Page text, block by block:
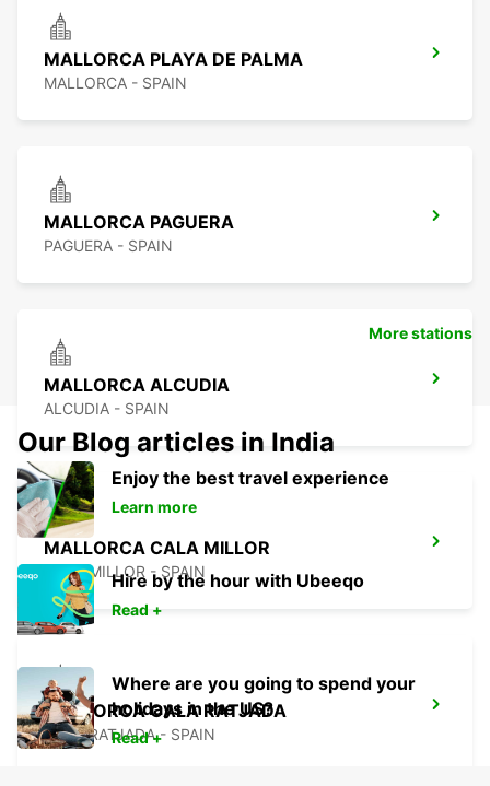
MALLORCA PLAYA DE PALMA
MALLORCA - SPAIN
MALLORCA PAGUERA
PAGUERA - SPAIN
MALLORCA ALCUDIA
ALCUDIA - SPAIN
MALLORCA CALA MILLOR
CALA MILLOR - SPAIN
MALLORCA CALA RATJADA
CALA RATJADA - SPAIN
More stations
Our Blog articles in India
Enjoy the best travel experience
Learn more
Hire by the hour with Ubeeqo
Read +
Where are you going to spend your
holidays in the US?
Read +